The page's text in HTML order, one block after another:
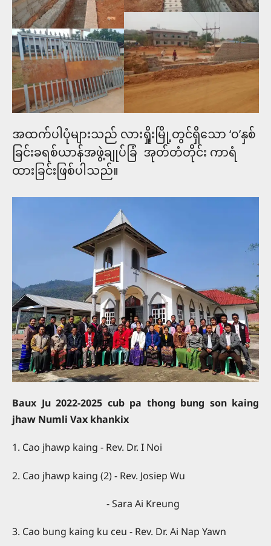
အထက်ပါပုံများသည် လားရှိုးမြို့တွင်ရှိ​သော ‘ဝ’နှစ်
ခြင်းခရစ်ယာန်အဖွဲ့ချုပ်ခြံ အုတ်တံတိုင်း ကာရံ
ထား​ခြင်းဖြစ်ပါသည်။
Baux Ju 2022-2025 cub pa thong bung son kaing
jhaw Numli Vax khankix
1. Cao jhawp kaing - Rev. Dr. I Noi
2. Cao jhawp kaing (2) - Rev. Josiep Wu
- Sara Ai Kreung
3. Cao bung kaing ku ceu - Rev. Dr. Ai Nap Yawn